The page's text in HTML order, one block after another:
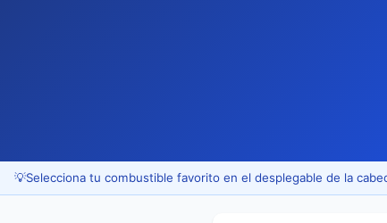
💡Selecciona tu combustible favorito en el desplegable de la